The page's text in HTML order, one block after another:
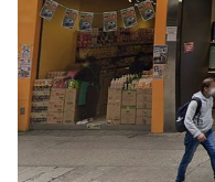
Terrace
Toilettes
Water Access
Éclairage
Électricité